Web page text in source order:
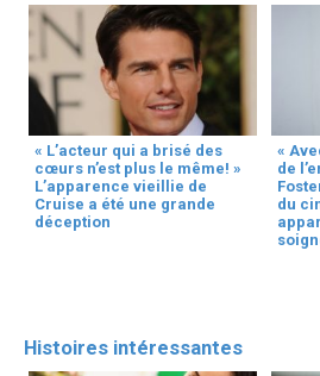
« L’acteur qui a brisé des
cœurs n’est plus le même! »
L’apparence vieillie de
Cruise a été une grande
déception
«
de
du
Histoires intéressantes